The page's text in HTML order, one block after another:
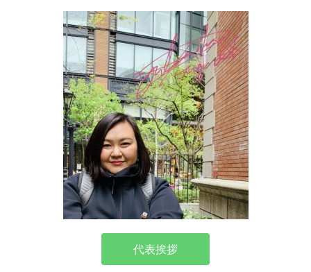
代表挨拶